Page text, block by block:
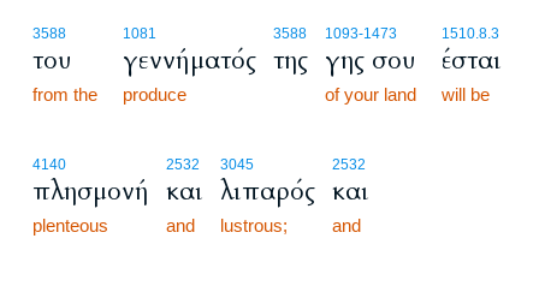
3588
του
from the
1081
γεννήματός
produce
3588
της
1093-1473
γης σου
of your land
1510.8.3
έσται
will be
4140
πλησμονή
plenteous
2532
και
and
3045
λιπαρός
lustrous;
2532
και
and